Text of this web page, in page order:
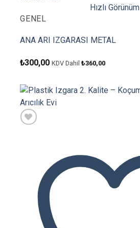
Hızlı Görünüm
GENEL
ANA ARI IZGARASI METAL
₺300,00 KDV Dahil ₺360,00